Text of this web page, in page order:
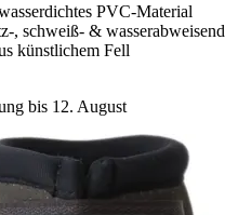
PVC-Material
, schweiß- & wasserabweisend
künstlichem Fell
bis 12. August